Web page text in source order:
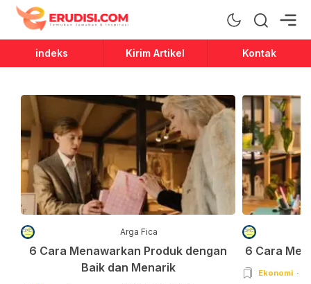
Erudisi
Temukan Jawaban dan Inspirasi
indeks Kirim Artikel Kontak
Arga Fica
6 Cara Menawarkan Produk dengan
Baik dan Menarik
6 Cara
Ekonomi